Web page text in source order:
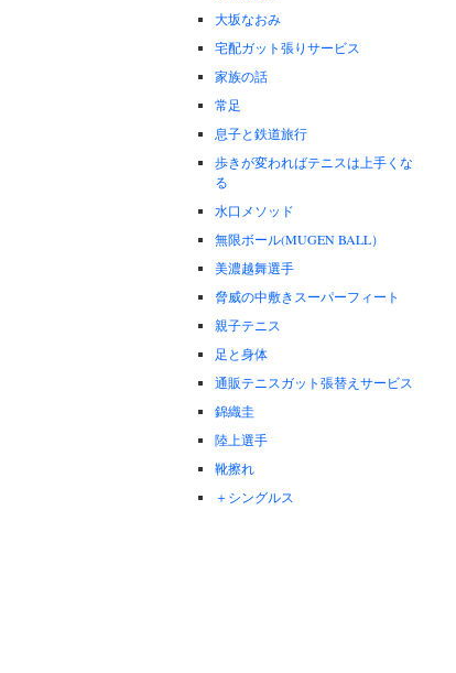
大坂なおみ
宅配ガット張りサービス
家族の話
常足
息子と鉄道旅行
歩きが変わればテニスは上手くな
る
水口メソッド
無限ボール(MUGEN BALL）
美濃越舞選手
脅威の中敷きスーパーフィート
親子テニス
足と身体
通販テニスガット張替えサービス
錦織圭
陸上選手
靴擦れ
＋シングルス